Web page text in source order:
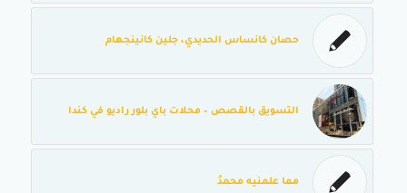
حصان كانساس الحديدي، جلين كانينجهام
التسويق بالقصص – محلات باي بلور راديو في كندا
مما علمنيه محمدُ